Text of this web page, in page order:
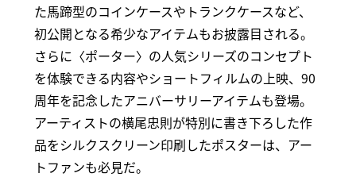
た馬蹄型のコインケースやトランクケースなど、
初公開となる希少なアイテムもお披露目される。
さらに〈ポーター〉の人気シリーズのコンセプト
を体験できる内容やショートフィルムの上映、90
周年を記念したアニバーサリーアイテムも登場。
アーティストの横尾忠則が特別に書き下ろした作
品をシルクスクリーン印刷したポスターは、アー
トファンも必見だ。